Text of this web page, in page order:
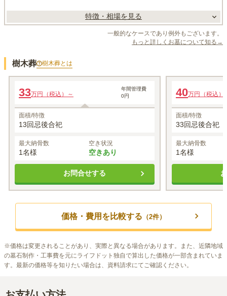
特徴・相場を見る
一般的なケースであり例外もございます。
もっと詳しくお墓について知る→
樹木葬 樹木葬とは
1名あたりの価格
※最大1名
33万円（税込）～
年間管理費
0円
面積/特徴
13回忌後合祀
最大納骨数
1名様
空き状況
空きあり
お問合せする
1名あたりの価格
※最大1名
40万円（税込）
面積/特徴
33回忌後合祀
最大納骨数
1名様
価格・費用を比較する （2件）
※価格は変更されることがあり、実際と異なる場合があります。また、近隣地域
の墓石制作・工事費を元にライフドット独自で算出した価格が一部含まれていま
す。最新の価格等を知りたい場合は、資料請求にてご確認ください。